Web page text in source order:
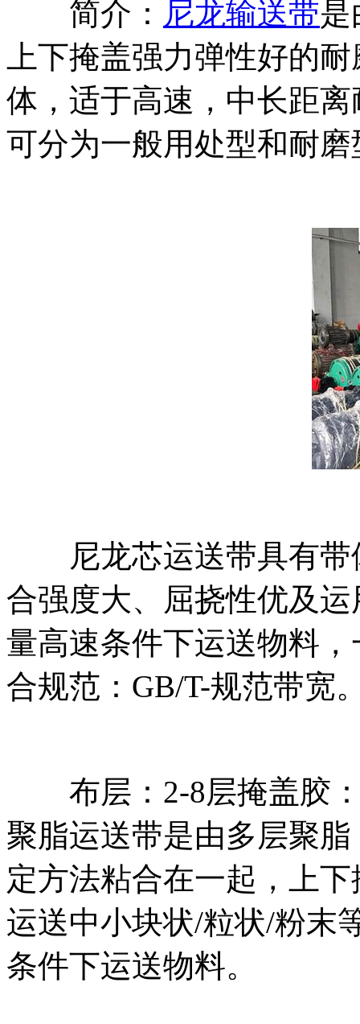
简介： 尼龙输送带是
上下掩盖强力弹性好的
体，适于高速，中长距
可分为一般用处型和耐
尼龙芯运送带具有带
合强度大、屈挠性优及
量高速条件下运送物料
合规范：GB/T-规范带宽
布层：2-8层掩盖胶：
聚脂运送带是由多层聚
定方法粘合在一起，上
运送中小块状/粒状/粉末
条件下运送物料。